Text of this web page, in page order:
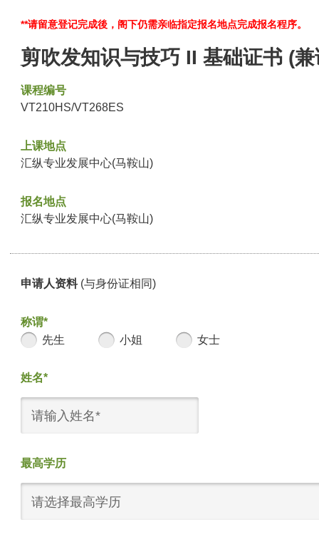
**请留意登记完成後，阁下仍需亲临指定报名地点完成报名程序。
剪吹发知识与技巧 II 基础证书 (
课程编号
VT210HS/VT268ES
上课地点
汇纵专业发展中心(马鞍山)
报名地点
汇纵专业发展中心(马鞍山)
申请人资料 (与身份证相同)
称谓*
先生
小姐 女士
姓名*
最高学历
请选择最高学历